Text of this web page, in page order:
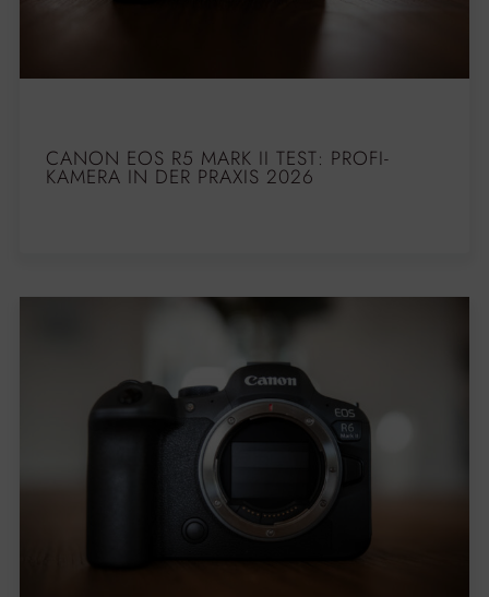
CANON EOS R5 MARK II TEST: PROFI-
KAMERA IN DER PRAXIS 2026